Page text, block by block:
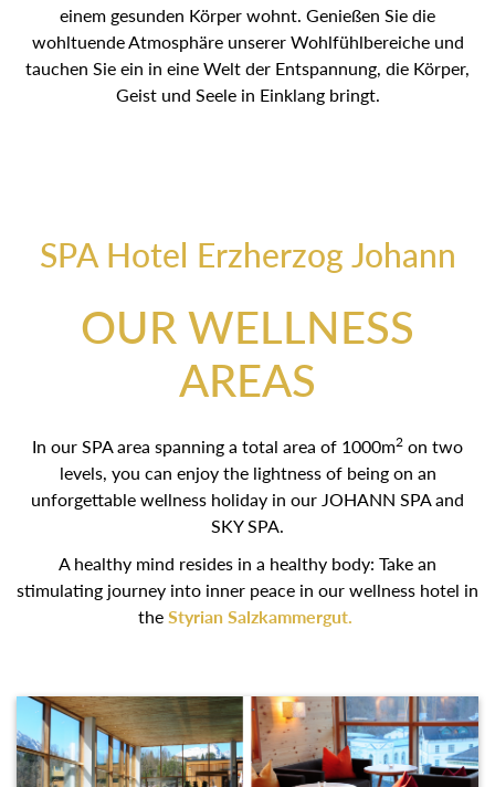
einem gesunden Körper wohnt. Genießen Sie die
wohltuende Atmosphäre unserer Wohlfühlbereiche und
tauchen Sie ein in eine Welt der Entspannung, die Körper,
Geist und Seele in Einklang bringt.
SPA Hotel Erzherzog Johann
OUR WELLNESS
AREAS
In our SPA area spanning a total area of 1000m2 on two
levels, you can enjoy the lightness of being on an
unforgettable wellness holiday in our JOHANN SPA and
SKY SPA.
A healthy mind resides in a healthy body: Take an
stimulating journey into inner peace in our wellness hotel
in theStyrian Salzkammergut.